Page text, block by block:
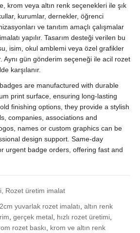
krom veya altın renk seçenekleri ile şık
kurumlar, dernekler, öğrenci
ve tanıtım amaçlı çalışmalar
yapılır. Tasarım desteği verilen bu
isim, okul amblemi veya özel grafikler
Aynı gün gönderim seçeneği ile acil rozet
karşılanır.
are manufactured with durable
print surface, ensuring long-lasting
finishing options, they provide a stylish
companies, associations and
names or custom graphics can be
design support. Same-day
urgent badge orders, offering fast and
Rozet üretim imalat
2cm yuvarlak rozet imalatı altın renk
gerçek metal hızlı rozet üretimi
rozet baskı
krom ve altın renk